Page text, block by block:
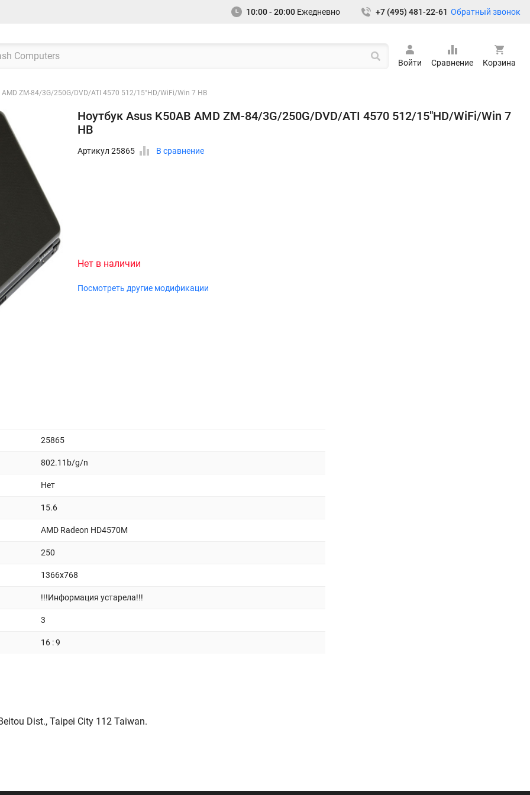
10:00 - 20:00 Ежедневно +7 (495) 481-22-61 Обратный звонок
Войти Сравнение Корзина
AMD ZM-84/3G/250G/DVD/ATI 4570 512/15"HD/WiFi/Win 7 HB
Ноутбук Asus K50AB AMD ZM-84/3G/250G/DVD/ATI 4570 512/15"HD/WiFi/Win 7
HB
Артикул 25865 В сравнение
Нет в наличии
Посмотреть другие модификации
25865
802.11b/g/n
Нет
15.6
AMD Radeon HD4570M
250
1366x768
!!!Информация устарела!!!
3
16 : 9
Dist., Taipei City 112 Taiwan.